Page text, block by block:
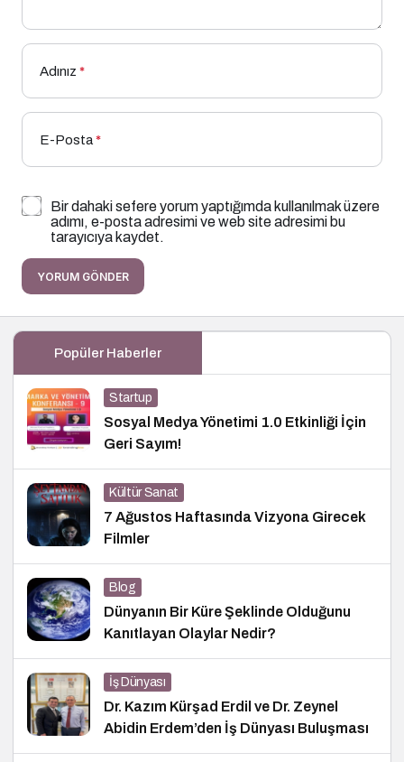
Adınız *
E-Posta*
Bir dahaki sefere yorum yaptığımda kullanılmak üzere
adımı, e-posta adresimi ve web site adresimi bu
tarayıcıya kaydet.
YORUM GÖNDER
Popüler Haberler
Startup
Sosyal Medya Yönetimi 1.0 Etkinliği İçin
Geri Sayım!
Kültür Sanat
7 Ağustos Haftasında Vizyona Girecek
Filmler
Blog
Dünyanın Bir Küre Şeklinde Olduğunu
Kanıtlayan Olaylar Nedir?
İş Dünyası
Dr. Kazım Kürşad Erdil ve Dr. Zeynel
Abidin Erdem’den İş Dünyası Buluşması